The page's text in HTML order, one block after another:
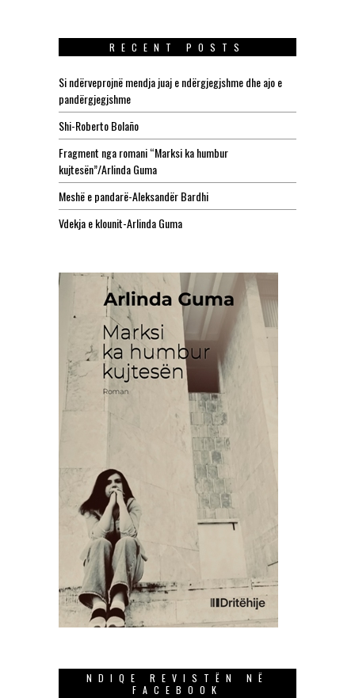
RECENT POSTS
Si ndërveprojnë mendja juaj e ndërgjegjshme dhe ajo e
pandërgjegjshme
Shi-Roberto Bolaño
Fragment nga romani “Marksi ka humbur
kujtesën”/Arlinda Guma
Meshë e pandarë-Aleksandër Bardhi
Vdekja e klounit-Arlinda Guma
NDIQE REVISTËN NË
FACEBOOK